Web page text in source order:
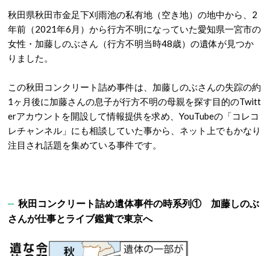
秋田県秋田市金足下刈雨池の私有地（空き地）の地中から、2
年前（2021年6月）から行方不明になっていた愛知県一宮市の
女性・加藤しのぶさん（行方不明当時48歳）の遺体が見つか
りました。
この秋田コンクリート詰め事件は、加藤しのぶさんの失踪の約
1ヶ月後に加藤さんの息子が行方不明の母親を探す目的のTwitt
erアカウントを開設して情報提供を求め、YouTubeの「コレコ
レチャンネル」にも相談していた事から、ネット上でもかなり
注目され話題を集めている事件です。
秋田コンクリート詰め遺体事件の時系列① 加藤しのぶ
さんが仕事とライブ鑑賞で東京へ